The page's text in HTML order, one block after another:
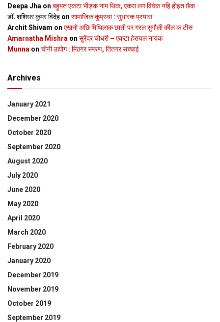
Deepa Jha on बहुमत एकटा भीड़क नाम थिक, एकरा लग विवेक नहि होइत छैक
डॉ. शशिधर कुमर विदेह on सामाजिक कुप्रथा : सुधारक प्रयास
Archit Shivam on एखनो अछि मिथिलाक छाती पर गरल सुगौली कील क टीस
Amarnatha Mishra on सुरेंद्र चौधरी – एकटा हेरायल नायक
Munna on चीनी उद्योग : मिठगर स्‍मरण, तितगर सच्‍चाई
Archives
January 2021
December 2020
October 2020
September 2020
August 2020
July 2020
June 2020
May 2020
April 2020
March 2020
February 2020
January 2020
December 2019
November 2019
October 2019
September 2019